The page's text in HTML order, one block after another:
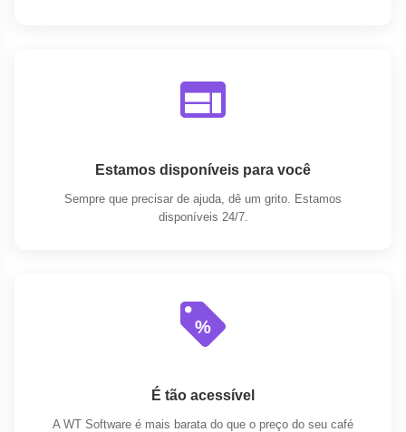
Estamos disponíveis para você
Sempre que precisar de ajuda, dê um grito. Estamos
disponíveis 24/7.
%
É tão acessível
A WT Software é mais barata do que o preço do seu café